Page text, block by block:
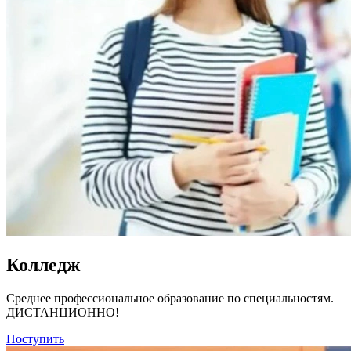
Колледж
Среднее профессиональное образование по специальностям.
ДИСТАНЦИОННО!
Поступить